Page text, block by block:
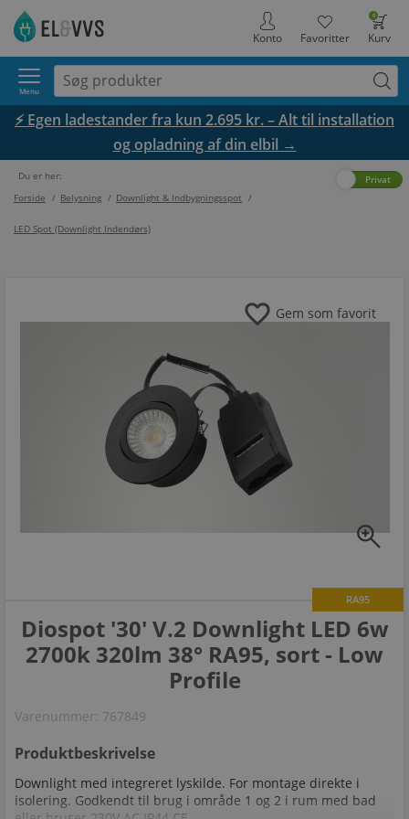
0
Kurv
Favoritter
Konto
Menu
⚡ Egen ladestander fra kun 2.695 kr. – Alt til installation
og opladning af din elbil →
Du er her:
Forside / Belysning / Downlight & Indbygningsspot /
LED Spot (Downlight Indendørs)
Privat
zoom_in
favorite Gem som favorit
RA95
Diospot '30' V.2 Downlight LED 6w
2700k 320lm 38° RA95, sort - Low
Profile
Varenummer: 767849
Produktbeskrivelse
Downlight med integreret lyskilde. For montage direkte i
isolering. Godkendt til brug i område 1 og 2 i rum med bad